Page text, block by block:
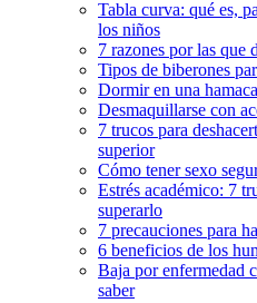
Tabla curva: qué es,
los niños
7 razones por las que
Tipos de biberones
Dormir en una
Desmaquillarse con
7 trucos para
superior
Cómo tener sexo
Estrés académico: 7
superarlo
7 precauciones para
6 beneficios de los
Baja por enfermedad
saber